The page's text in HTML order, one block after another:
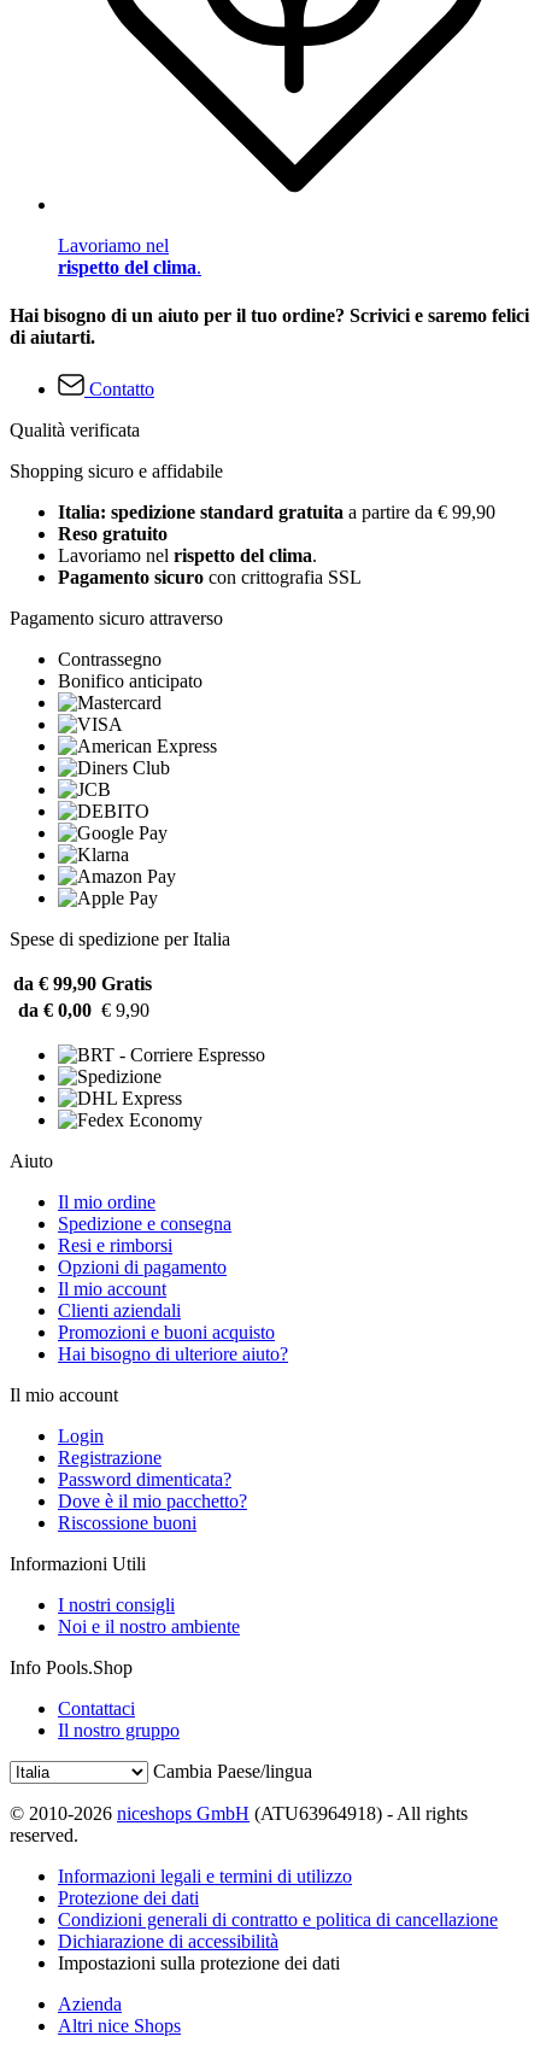
Lavoriamo nel
rispetto del clima.
Hai bisogno di un aiuto per il tuo ordine? Scrivici e saremo felici
di aiutarti.
Contatto
Qualità verificata
Shopping sicuro e affidabile
Italia: spedizione standard gratuita a partire da € 99,90
Reso gratuito
Lavoriamo nel rispetto del clima.
Pagamento sicuro con crittografia SSL
Pagamento sicuro attraverso
Contrassegno
Bonifico anticipato
Spese di spedizione per Italia
da € 99,90 Gratis
da € 0,00 € 9,90
Aiuto
Il mio ordine
Spedizione e consegna
Resi e rimborsi
Opzioni di pagamento
Il mio account
Clienti aziendali
Promozioni e buoni acquisto
Hai bisogno di ulteriore aiuto?
Il mio account
Login
Registrazione
Password dimenticata?
Dove è il mio pacchetto?
Riscossione buoni
Informazioni Utili
I nostri consigli
Noi e il nostro ambiente
Info Pools.Shop
Contattaci
Il nostro gruppo
Cambia Paese/lingua
© 2010-2026 niceshops GmbH (ATU63964918) - All rights
reserved.
Informazioni legali e termini di utilizzo
Protezione dei dati
Condizioni generali di contratto e politica di cancellazione
Dichiarazione di accessibilità
Impostazioni sulla protezione dei dati
Azienda
Altri nice Shops